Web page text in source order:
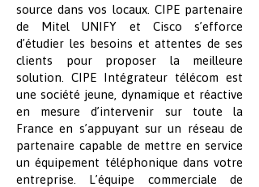
source dans vos locaux. CIPE partenaire
de Mitel UNIFY et Cisco s’efforce
d’étudier les besoins et attentes de ses
clients pour proposer la meilleure
solution. CIPE Intégrateur télécom est
une société jeune, dynamique et réactive
en mesure d’intervenir sur toute la
France en s’appuyant sur un réseau de
partenaire capable de mettre en service
un équipement téléphonique dans votre
entreprise. L’équipe commerciale de